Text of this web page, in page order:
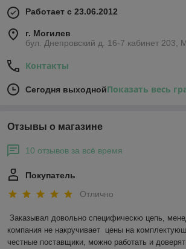
Работает с 23.06.2012
г. Могилев
бул. Днепровский д. 16-7 кабинет 203,
Контакты
Сегодня выходнойПоказать весь
Отзывы о магазине
10 отзывов за всё время
Покупатель
Отлично
Заказывал довольно специфическю цепь,
компания не накручивает  цены на
честные поставщики, можно работать и